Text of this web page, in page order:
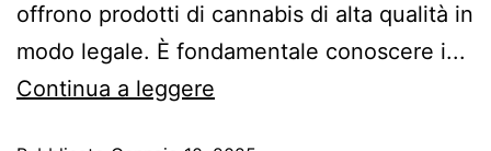
offrono prodotti di cannabis di alta qualità in
modo legale. È fondamentale conoscere i...
Continua a leggere